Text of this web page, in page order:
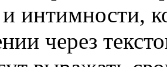
и интимности,
через